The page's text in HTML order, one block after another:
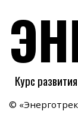
Курс
©